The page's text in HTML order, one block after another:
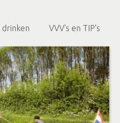
vanaf de bron in
in Zutphen ondersteunden
een geweldige promotie
attractie. Afwisselend werd
de Berkel bij Eibergen,
drinken VVV's en TIP's